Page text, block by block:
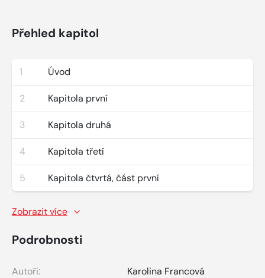
Přehled kapitol
1 Úvod
2 Kapitola první
3 Kapitola druhá
4 Kapitola třetí
5 Kapitola čtvrtá, část první
Zobrazit více
Podrobnosti
Autoři:
Karolina Francová